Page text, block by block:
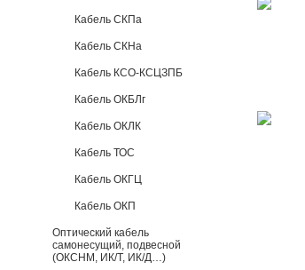
Кабель СКПа
Кабель СКНа
Кабель КСО-КСЦЗПБ
Кабель ОКБЛг
Кабель ОКЛК
Кабель ТОС
Кабель ОКГЦ
Кабель ОКП
Оптический кабель
самонесущий, подвесной
(ОКСНМ, ИК/Т, ИК/Д…)